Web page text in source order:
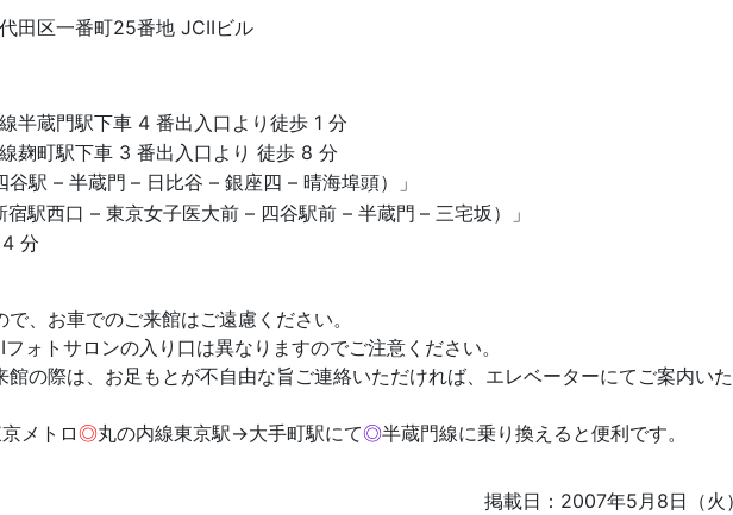
田区一番町25番地 JCIIビル
半蔵門駅下車 4 番出入口より徒歩 1 分
麹町駅下車 3 番出入口より 徒歩 8 分
谷駅 – 半蔵門 – 日比谷 – 銀座四 – 晴海埠頭）」
駅西口 – 東京女子医大前 – 四谷駅前 – 半蔵門 – 三宅坂）」
分
、お車でのご来館はご遠慮ください。
ォトサロンの入り口は異なりますのでご注意ください。
館の際は、お足もとが不自由な旨ご連絡いただければ、エレベーターにてご案内いた
メトロ◎丸の内線東京駅→大手町駅にて◎半蔵門線に乗り換えると便利です。
掲載日：2007年5月8日（火